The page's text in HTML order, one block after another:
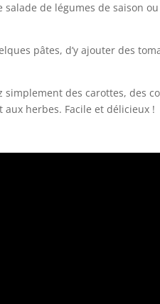
de légumes de saison
pâtes, d’y ajouter des
des carottes, des
herbes. Facile et délicieux !